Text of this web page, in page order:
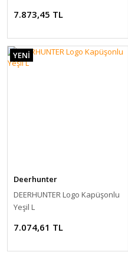
7.873,45 TL
YENİ
Deerhunter
DEERHUNTER Logo Kapüşonlu
Yeşil L
7.074,61 TL